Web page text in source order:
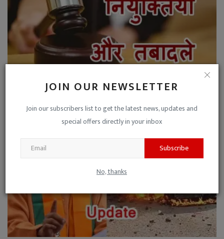
JOIN OUR NEWSLETTER
Join our subscribers list to get the latest news, updates and
special offers directly in your inbox
Subscribe
No, thanks
खबर न्यायपालिका की : देश के विभिन्न उच्च न्यायालयों के ...
Niraj Kumar Shukla